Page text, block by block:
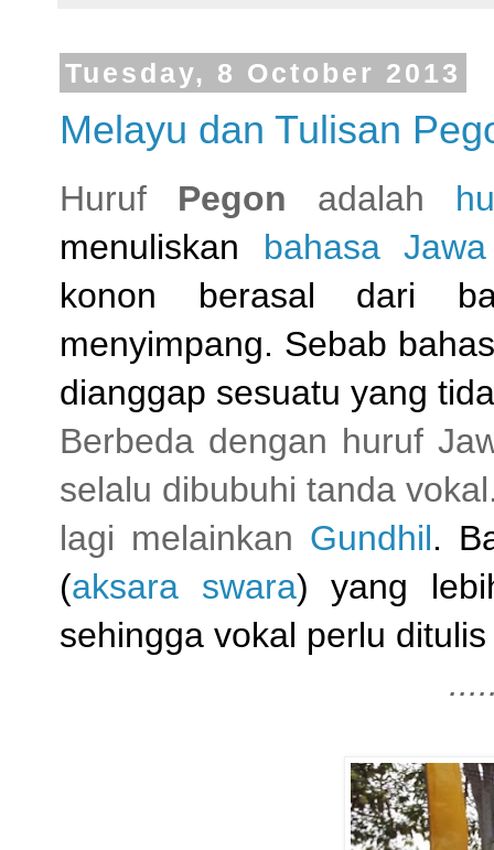
Tuesday, 8 October 2013
Melayu dan Tulisan
Huruf Pegon adalah
menuliskan bahasa Jawa
konon berasal dari
menyimpang. Sebab
dianggap sesuatu yang
Berbeda dengan huruf
selalu dibubuhi tanda
lagi melainkan Gundhil.
(aksara swara) yang
sehingga vokal perlu